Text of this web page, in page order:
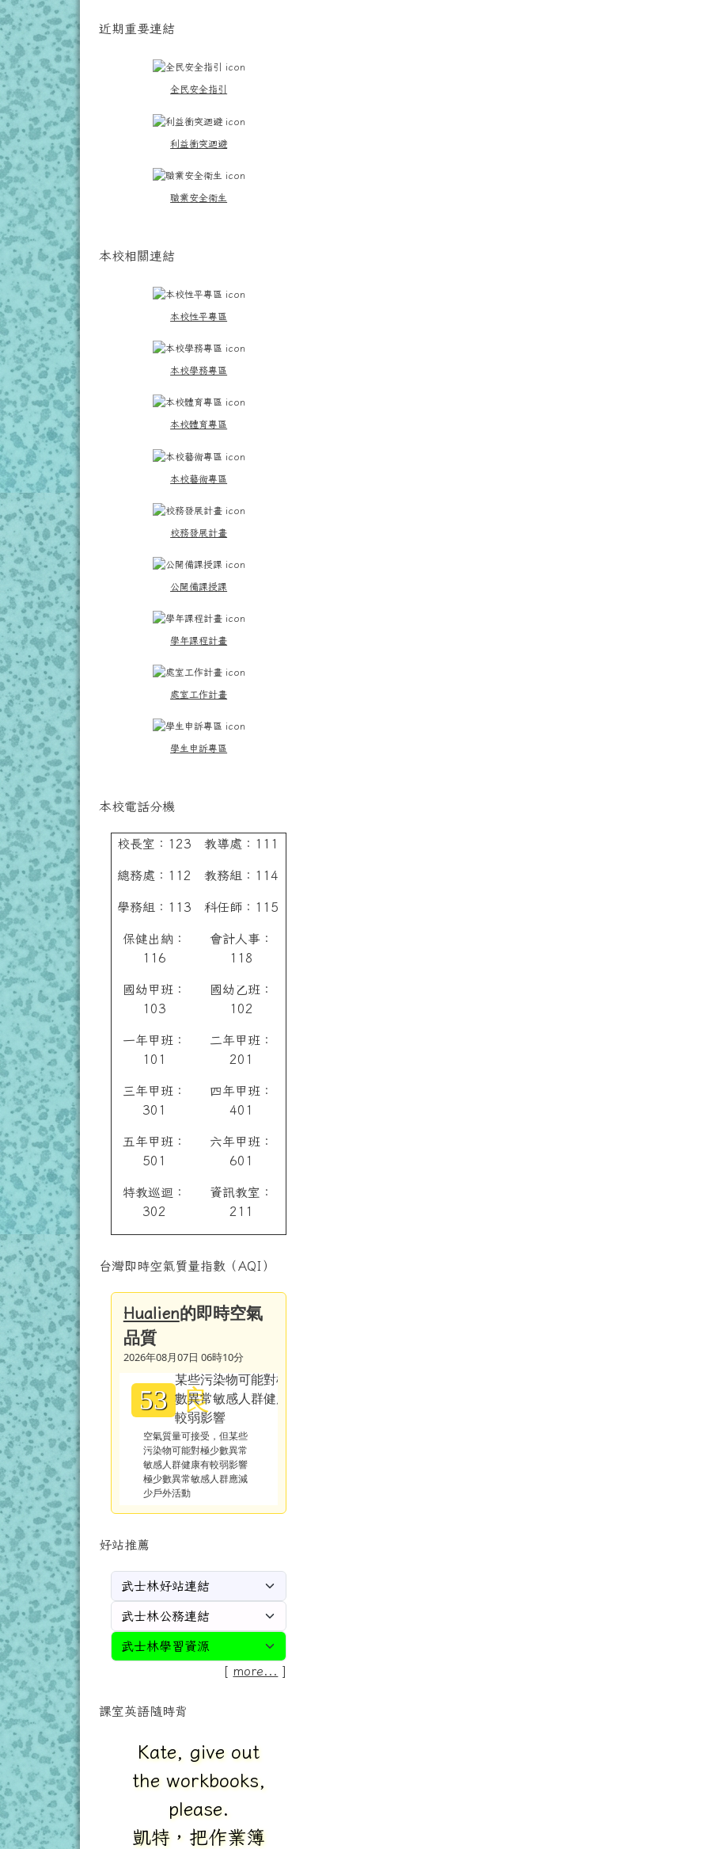
近期重要連結
全民安全指引
利益衝突迴避
職業安全衛生
本校相關連結
本校性平專區
本校學務專區
本校體育專區
本校藝術專區
校務發展計畫
公開備課授課
學年課程計畫
處室工作計畫
學生申訴專區
本校電話分機
校長室：123
總務處：112
學務組：113
保健出納：
116
國幼甲班：
103
一年甲班：
101
三年甲班：
301
五年甲班：
501
特教巡迴：
302
教導處：111
教務組：114
科任師：115
會計人事：
118
國幼乙班：
102
二年甲班：
201
四年甲班：
401
六年甲班：
601
資訊教室：
211
台灣即時空氣質量指數（AQI）
Hualien的即時空氣
品質
2026年08月07日 06時10分
53 良
空氣質量可接受，但某些
污染物可能對極少數異常
敏感人群健康有較弱影響
極少數異常敏感人群應減
少戶外活動
好站推薦
[ more... ]
課室英語隨時背
Kate, give out
the workbooks,
please.
凱特，把作業簿